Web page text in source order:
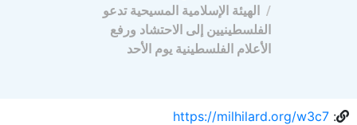
الهيئة الإسلامية المسيحية تدعو
الفلسطينيين إلى الاحتشاد ورفع
الأعلام الفلسطينية يوم الأحد
:
https://milhilard.org/w3c7